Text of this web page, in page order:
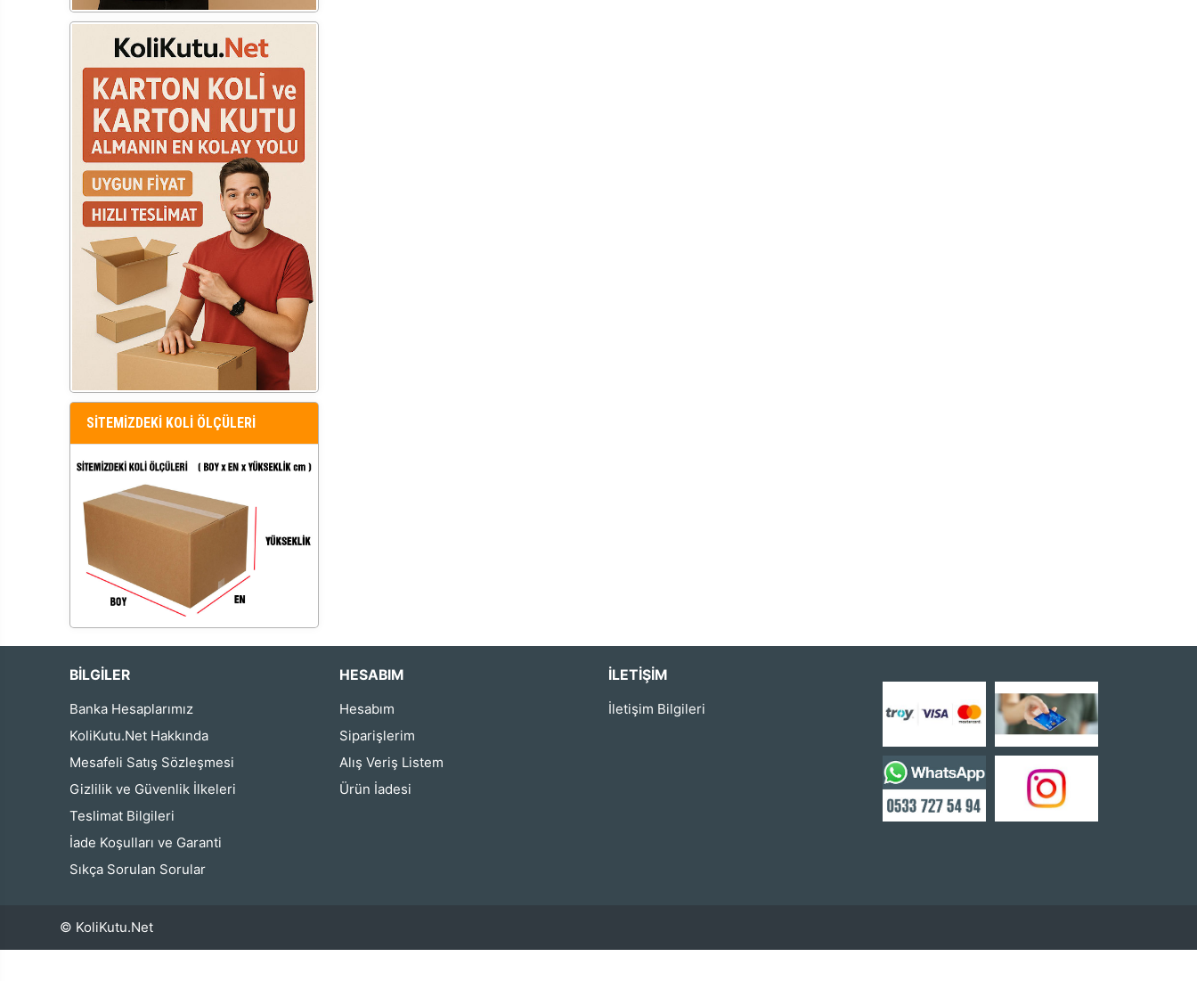
SİTEMİZDEKİ KOLİ ÖLÇÜLERİ
BİLGİLER
Banka Hesaplarımız
KoliKutu.Net Hakkında
Mesafeli Satış Sözleşmesi
Gizlilik ve Güvenlik İlkeleri
Teslimat Bilgileri
İade Koşulları ve Garanti
Sıkça Sorulan Sorular
HESABIM
Hesabım
Siparişlerim
Alış Veriş Listem
Ürün İadesi
İLETIŞIM
İletişim Bilgileri
© KoliKutu.Net